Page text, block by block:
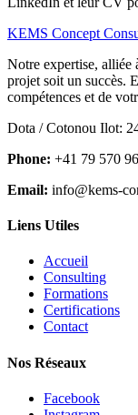
KEMS Concept
Notre expertise, alliée
projet soit un succès.
compétences et de
Dota / Cotonou Ilot:
Phone: +41 79 570
Email: info@kems-
Liens Utiles
Accueil
Consulting
Formations
Certifications
Contact
Nos Réseaux
Facebook